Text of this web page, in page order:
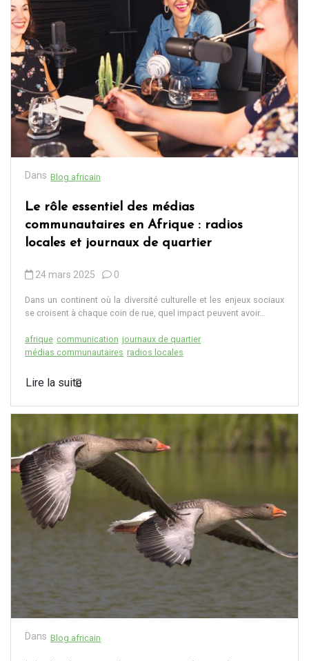
Dans Blog africain
Le rôle essentiel des médias
communautaires en Afrique : radios
locales et journaux de quartier
24 mars 2025 0
Dans un continent où la diversité culturelle et les enjeux sociaux
se croisent à chaque coin de rue, quel impact peuvent avoir...
afrique communication journaux de quartier
médias communautaires radios locales
Lire la suite
Dans Blog africain